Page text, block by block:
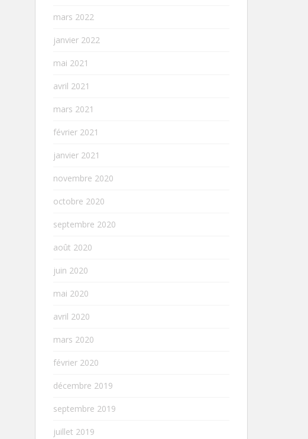
mars 2022
janvier 2022
mai 2021
avril 2021
mars 2021
février 2021
janvier 2021
novembre 2020
octobre 2020
septembre 2020
août 2020
juin 2020
mai 2020
avril 2020
mars 2020
février 2020
décembre 2019
septembre 2019
juillet 2019